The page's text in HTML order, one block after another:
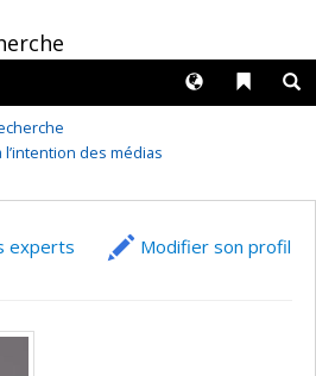
Liens
Langues
des médias
experts Modifier son profil